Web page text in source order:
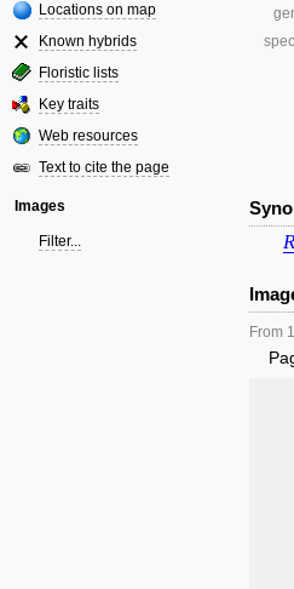
Locations on map
Known hybrids
Floristic lists
Key traits
Web resources
Text to cite the page
Images
Filter...
From